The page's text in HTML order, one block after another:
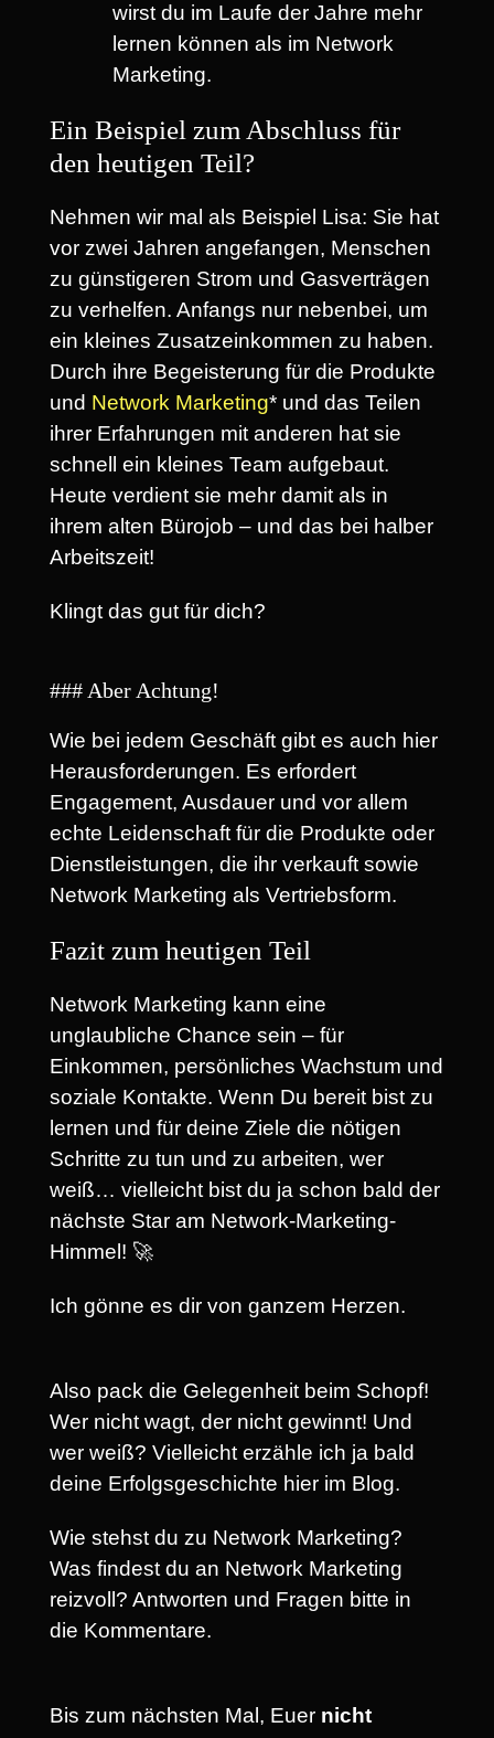
wirst du im Laufe der Jahre mehr
lernen können als im Network
Marketing.
Ein Beispiel zum Abschluss für
den heutigen Teil?
Nehmen wir mal als Beispiel Lisa: Sie hat
vor zwei Jahren angefangen, Menschen
zu günstigeren Strom und Gasverträgen
zu verhelfen. Anfangs nur nebenbei, um
ein kleines Zusatzeinkommen zu haben.
Durch ihre Begeisterung für die Produkte
und Network Marketing* und das Teilen
ihrer Erfahrungen mit anderen hat sie
schnell ein kleines Team aufgebaut.
Heute verdient sie mehr damit als in
ihrem alten Bürojob – und das bei halber
Arbeitszeit!
Klingt das gut für dich?
### Aber Achtung!
Wie bei jedem Geschäft gibt es auch hier
Herausforderungen. Es erfordert
Engagement, Ausdauer und vor allem
echte Leidenschaft für die Produkte oder
Dienstleistungen, die ihr verkauft sowie
Network Marketing als Vertriebsform.
Fazit zum heutigen Teil
Network Marketing kann eine
unglaubliche Chance sein – für
Einkommen, persönliches Wachstum und
soziale Kontakte. Wenn Du bereit bist zu
lernen und für deine Ziele die nötigen
Schritte zu tun und zu arbeiten, wer
weiß… vielleicht bist du ja schon bald der
nächste Star am Network-Marketing-
Himmel! 🚀
Ich gönne es dir von ganzem Herzen.
Also pack die Gelegenheit beim Schopf!
Wer nicht wagt, der nicht gewinnt! Und
wer weiß? Vielleicht erzähle ich ja bald
deine Erfolgsgeschichte hier im Blog.
Wie stehst du zu Network Marketing?
Was findest du an Network Marketing
reizvoll? Antworten und Fragen bitte in
die Kommentare.
Bis zum nächsten Mal, Euer nicht